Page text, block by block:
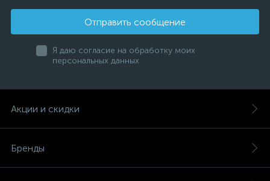
Отправить сообщение
Я даю согласие на обработку моих
персональных данных
Акции и скидки
Бренды